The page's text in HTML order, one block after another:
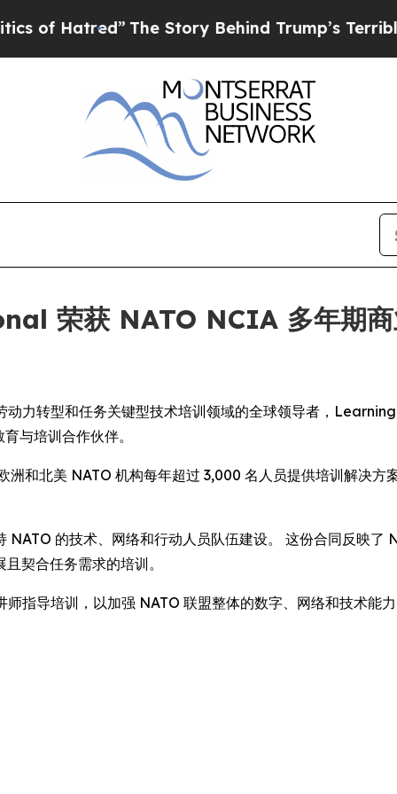
Hatred”The Story Behind Trump’s Terrible
荣获 NATO NCIA 多年期商
力转型和任务关键型技术培训领域的全球领导者，
与培训合作伙伴。
和北美 NATO 机构每年超过 3,000 名人员提供培训解决方
NATO 的技术、网络和行动人员队伍建设。 这份合同反映
契合任务需求的培训。
指导培训，以加强 NATO 联盟整体的数字、网络和技术能